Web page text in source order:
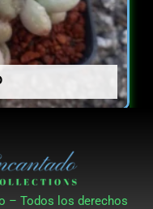
– Todos los derechos